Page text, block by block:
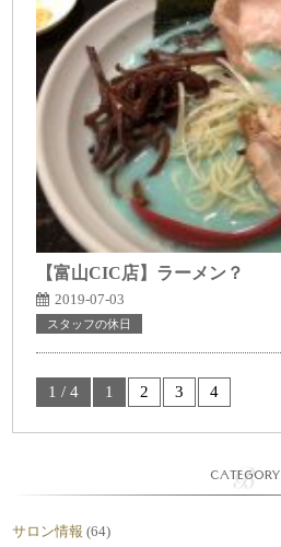
【富山CIC店】ラーメン？
2019-07-03
スタッフの休日
1 / 4 1 2 3 4
CATEGORY
サロン情報 (64)